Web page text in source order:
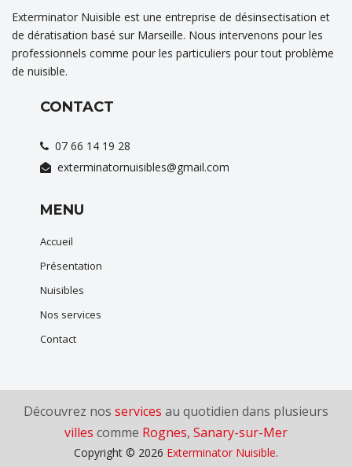
Exterminator Nuisible est une entreprise de désinsectisation et
de dératisation basé sur Marseille. Nous intervenons pour les
professionnels comme pour les particuliers pour tout problème
de nuisible.
CONTACT
07 66 14 19 28
exterminatornuisibles@gmail.com
MENU
Accueil
Présentation
Nuisibles
Nos services
Contact
Découvrez nos services au quotidien dans plusieurs
villes comme Rognes, Sanary-sur-Mer
Copyright © 2026 Exterminator Nuisible.